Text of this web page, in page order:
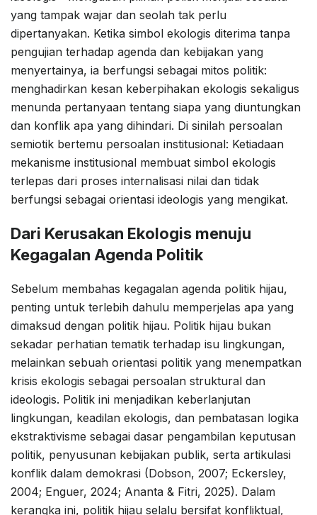
yang tampak wajar dan seolah tak perlu
dipertanyakan. Ketika simbol ekologis diterima tanpa
pengujian terhadap agenda dan kebijakan yang
menyertainya, ia berfungsi sebagai mitos politik:
menghadirkan kesan keberpihakan ekologis sekaligus
menunda pertanyaan tentang siapa yang diuntungkan
dan konflik apa yang dihindari. Di sinilah persoalan
semiotik bertemu persoalan institusional: Ketiadaan
mekanisme institusional membuat simbol ekologis
terlepas dari proses internalisasi nilai dan tidak
berfungsi sebagai orientasi ideologis yang mengikat.
Dari Kerusakan Ekologis menuju
Kegagalan Agenda Politik
Sebelum membahas kegagalan agenda politik hijau,
penting untuk terlebih dahulu memperjelas apa yang
dimaksud dengan politik hijau. Politik hijau bukan
sekadar perhatian tematik terhadap isu lingkungan,
melainkan sebuah orientasi politik yang menempatkan
krisis ekologis sebagai persoalan struktural dan
ideologis. Politik ini menjadikan keberlanjutan
lingkungan, keadilan ekologis, dan pembatasan logika
ekstraktivisme sebagai dasar pengambilan keputusan
politik, penyusunan kebijakan publik, serta artikulasi
konflik dalam demokrasi (Dobson, 2007; Eckersley,
2004; Enguer, 2024; Ananta & Fitri, 2025). Dalam
kerangka ini, politik hijau selalu bersifat konfliktual,